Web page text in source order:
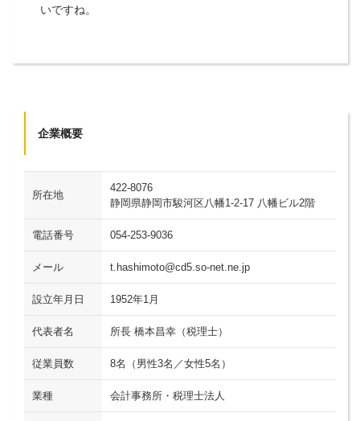
いですね。
企業概要
所在地
422-8076
静岡県静岡市駿河区八幡1-2-17 八幡ビル2階
電話番号 054-253-9036
メール t.hashimoto@cd5.so-net.ne.jp
設立年月日 1952年1月
代表者名 所長 橋本昌幸（税理士）
従業員数 8名（男性3名／女性5名）
業種 会計事務所・税理士法人